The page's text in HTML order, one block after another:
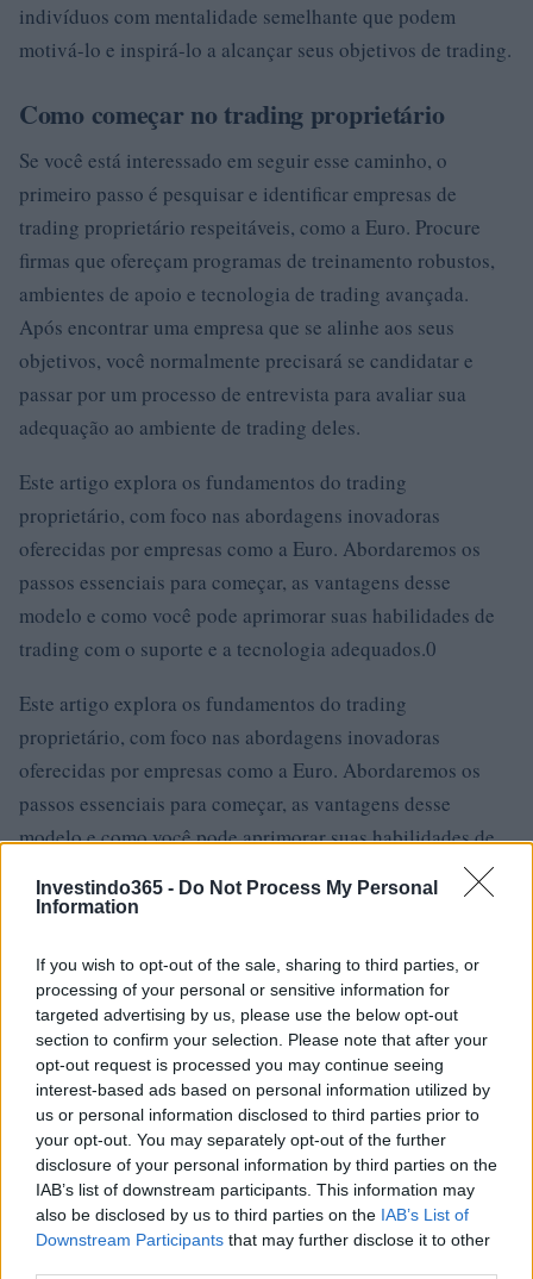
Investindo365 - Do Not Process My Personal
Information
If you wish to opt-out of the sale, sharing to third parties, or
processing of your personal or sensitive information for
targeted advertising by us, please use the below opt-out
section to confirm your selection. Please note that after your
opt-out request is processed you may continue seeing
interest-based ads based on personal information utilized by
us or personal information disclosed to third parties prior to
your opt-out. You may separately opt-out of the further
disclosure of your personal information by third parties on the
IAB’s list of downstream participants. This information may
also be disclosed by us to third parties on the IAB’s List of
Downstream Participants that may further disclose it to other
indivíduos com mentalidade semelhante que podem
motivá-lo e inspirá-lo a alcançar seus objetivos de trading.
Como começar no trading proprietário
Se você está interessado em seguir esse caminho, o
primeiro passo é pesquisar e identificar empresas de
trading proprietário respeitáveis, como a Euro. Procure
firmas que ofereçam programas de treinamento robustos,
ambientes de apoio e tecnologia de trading avançada.
Após encontrar uma empresa que se alinhe aos seus
objetivos, você normalmente precisará se candidatar e
passar por um processo de entrevista para avaliar sua
adequação ao ambiente de trading deles.
Este artigo explora os fundamentos do trading
proprietário, com foco nas abordagens inovadoras
oferecidas por empresas como a Euro. Abordaremos os
passos essenciais para começar, as vantagens desse
modelo e como você pode aprimorar suas habilidades de
trading com o suporte e a tecnologia adequados.0
Este artigo explora os fundamentos do trading
proprietário, com foco nas abordagens inovadoras
oferecidas por empresas como a Euro. Abordaremos os
passos essenciais para começar, as vantagens desse
modelo e como você pode aprimorar suas habilidades de
AUTOR
Staff